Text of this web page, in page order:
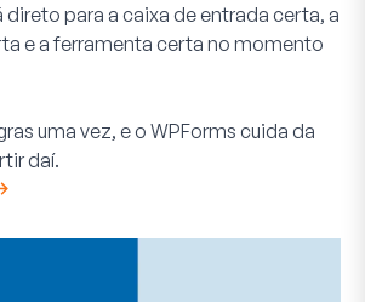
direto para a caixa de entrada certa, a
e a ferramenta certa no momento
uma vez, e o WPForms cuida da
daí.